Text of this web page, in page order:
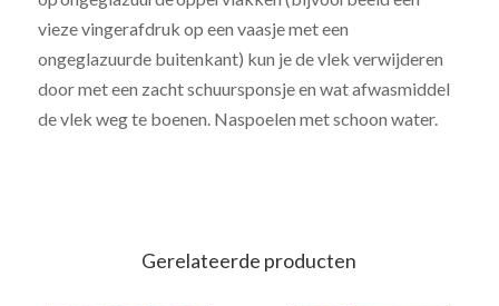
vieze vingerafdruk op een vaasje met een
ongeglazuurde buitenkant) kun je de vlek verwijderen
door met een zacht schuursponsje en wat afwasmiddel
de vlek weg te boenen. Naspoelen met schoon water.
Gerelateerde producten